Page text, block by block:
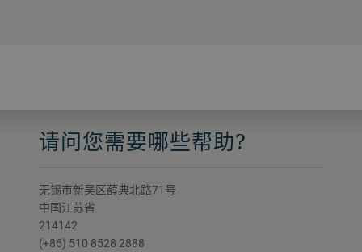
请问您需要哪些帮助?
无锡市新吴区薛典北路71号
中国江苏省
214142
(+86) 510 8528 2888